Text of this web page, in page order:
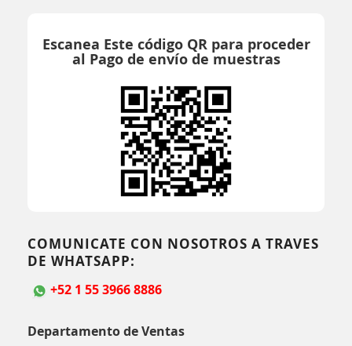
Escanea Este código QR para proceder
al Pago de envío de muestras
COMUNICATE CON NOSOTROS A TRAVES
DE WHATSAPP:
+52 1 55 3966 8886
Departamento de Ventas